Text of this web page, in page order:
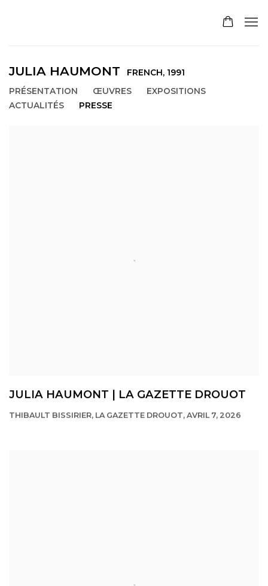
JULIA HAUMONT FRENCH, 1991
PRÉSENTATION
ŒUVRES
EXPOSITIONS
ACTUALITÉS
PRESSE
JULIA HAUMONT | LA GAZETTE DROUOT
THIBAULT BISSIRIER, LA GAZETTE DROUOT, AVRIL 7, 2026